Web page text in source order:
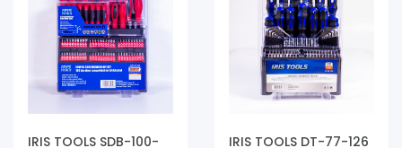
IRIS TOOLS SDB-100-
IRIS TOOLS DT-77-126